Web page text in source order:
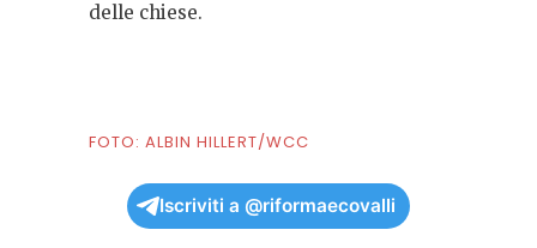
delle chiese.
FOTO: ALBIN HILLERT/WCC
Iscriviti a @riformaecovalli